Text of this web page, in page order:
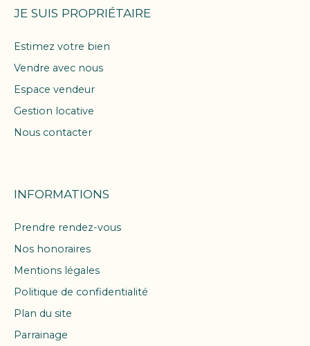
JE SUIS PROPRIÉTAIRE
Estimez votre bien
Vendre avec nous
Espace vendeur
Gestion locative
Nous contacter
INFORMATIONS
Prendre rendez-vous
Nos honoraires
Mentions légales
Politique de confidentialité
Plan du site
Parrainage